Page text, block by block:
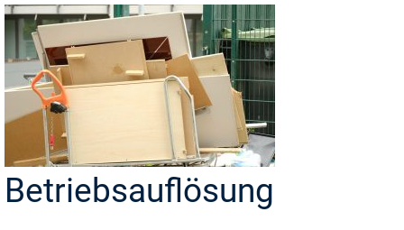
Betriebsauflösung